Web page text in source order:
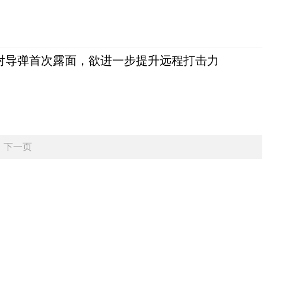
导弹首次露面，欲进一步提升远程打击力
下一页